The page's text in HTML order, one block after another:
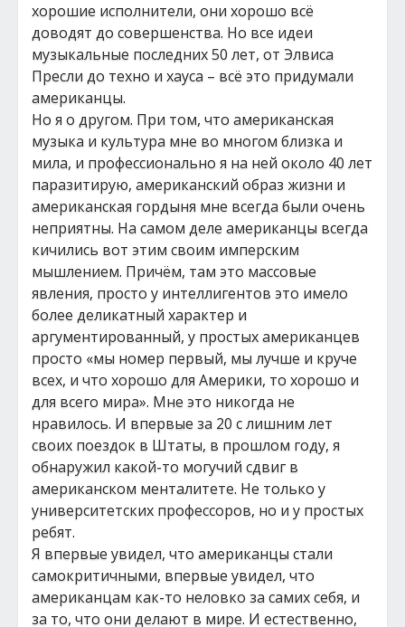
хорошие исполнители, они хорошо всё
доводят до совершенства. Но все идеи
музыкальные последних 50 лет, от Элвиса
Пресли до техно и хауса – всё это придумали
американцы.
Но я о другом. При том, что американская
музыка и культура мне во многом близка и
мила, и профессионально я на ней около 40 лет
паразитирую, американский образ жизни и
американская гордыня мне всегда были очень
неприятны. На самом деле американцы всегда
кичились вот этим своим имперским
мышлением. Причём, там это массовые
явления, просто у интеллигентов это имело
более деликатный характер и
аргументированный, у простых американцев
просто «мы номер первый, мы лучше и круче
всех, и что хорошо для Америки, то хорошо и
для всего мира». Мне это никогда не
нравилось. И впервые за 20 с лишним лет
своих поездок в Штаты, в прошлом году, я
обнаружил какой-то могучий сдвиг в
американском менталитете. Не только у
университетских профессоров, но и у простых
ребят.
Я впервые увидел, что американцы стали
самокритичными, впервые увидел, что
американцам как-то неловко за самих себя, и
за то, что они делают в мире. И естественно,